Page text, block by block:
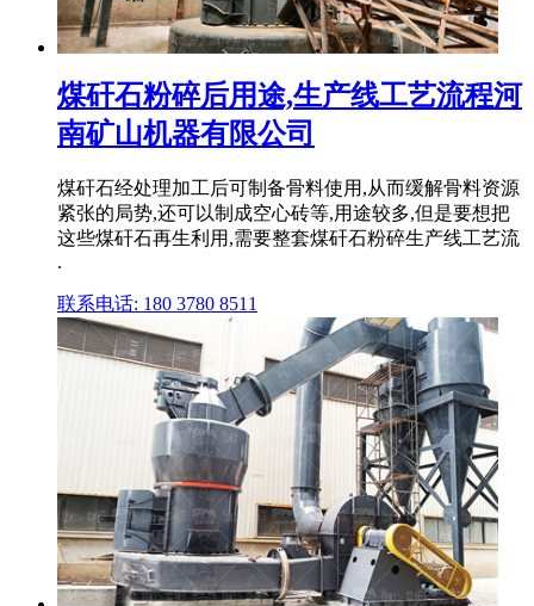
煤矸石粉碎后用途,生产线工艺流程河
南矿山机器有限公司
煤矸石经处理加工后可制备骨料使用,从而缓解骨料资源
紧张的局势,还可以制成空心砖等,用途较多,但是要想把
这些煤矸石再生利用,需要整套煤矸石粉碎生产线工艺流
.
联系电话: 180 3780 8511